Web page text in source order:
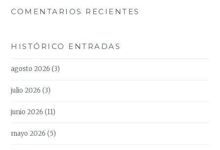
COMENTARIOS RECIENTES
HISTÓRICO ENTRADAS
agosto 2026 (3)
julio 2026 (3)
junio 2026 (11)
mayo 2026 (5)